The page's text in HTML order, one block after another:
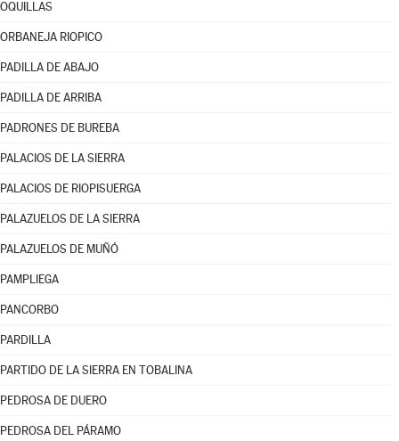
OQUILLAS
ORBANEJA RIOPICO
PADILLA DE ABAJO
PADILLA DE ARRIBA
PADRONES DE BUREBA
PALACIOS DE LA SIERRA
PALACIOS DE RIOPISUERGA
PALAZUELOS DE LA SIERRA
PALAZUELOS DE MUÑÓ
PAMPLIEGA
PANCORBO
PARDILLA
PARTIDO DE LA SIERRA EN TOBALINA
PEDROSA DE DUERO
PEDROSA DEL PÁRAMO